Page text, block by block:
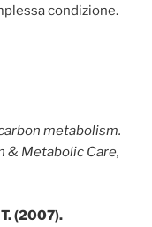
condizione.
metabolism.
& Metabolic Care,
(2007).